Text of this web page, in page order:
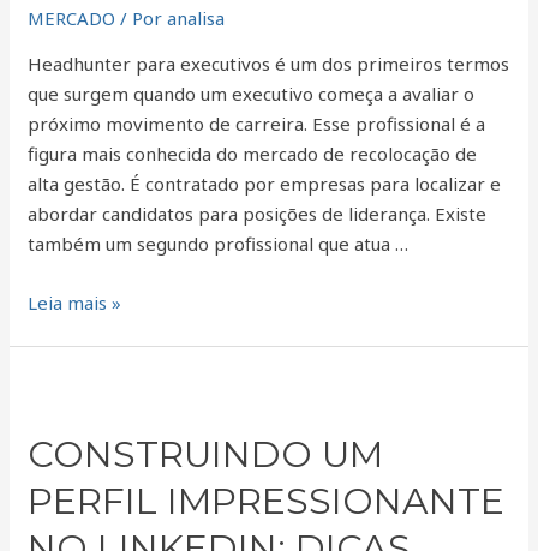
MERCADO / Poranalisa
Headhunter para executivos é um dos primeiros termos
que surgem quando um executivo começa a avaliar o
próximo movimento de carreira. Esse profissional é a
figura mais conhecida do mercado de recolocação de
alta gestão. É contratado por empresas para localizar e
abordar candidatos para posições de liderança. Existe
também um segundo profissional que atua …
Leia mais »
CONSTRUINDO UM
PERFIL IMPRESSIONANTE
perfil
no
LinkedIn: